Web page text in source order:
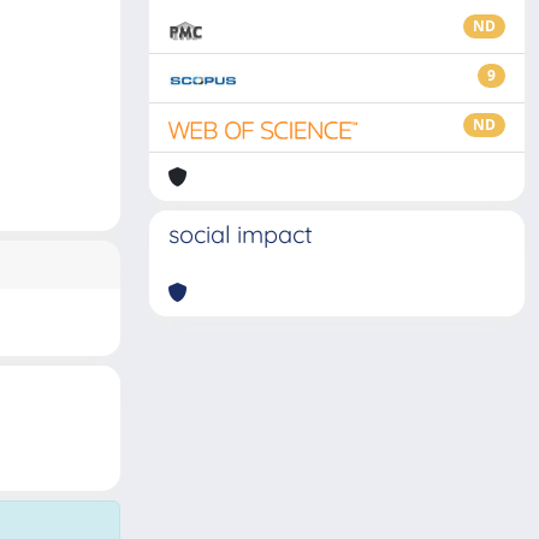
ND
9
ND
social impact